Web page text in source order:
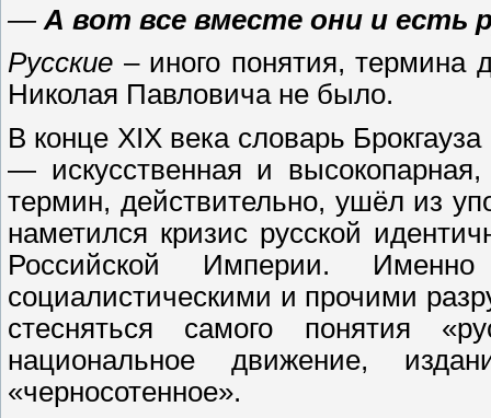
— А вот все вместе они и есть
Русские – иного понятия, термина
Николая Павловича не было.
В конце XIX века словарь
— искусственная и
термин, действительно, ушёл из
наметился кризис русской
Российской Империи.
социалистическими и прочими
стесняться самого понятия
национальное движение,
«черносотенное».